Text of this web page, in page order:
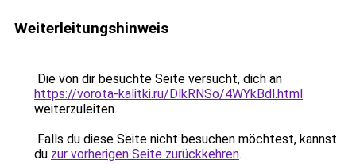
Weiterleitungshinweis
Die von dir besuchte Seite versucht, dich an
https://vorota-kalitki.ru/DlkRNSo/4WYkBdl.html
weiterzuleiten.
Falls du diese Seite nicht besuchen möchtest, kannst
du zur vorherigen Seite zurückkehren.